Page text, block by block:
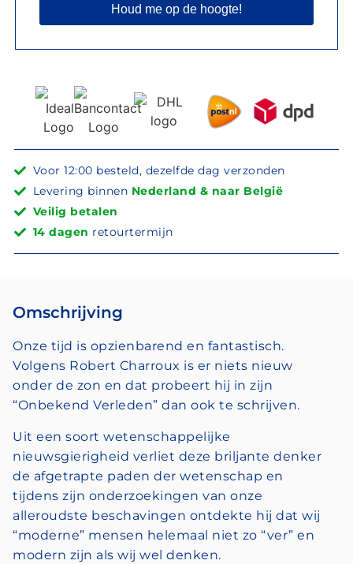
Houd me op de hoogte!
Voor 12:00 besteld, dezelfde dag verzonden
Levering binnen Nederland & naar België
Veilig betalen
14 dagen retourtermijn
Omschrijving
Onze tijd is opzienbarend en fantastisch.
Volgens Robert Charroux is er niets nieuw
onder de zon en dat probeert hij in zijn
“Onbekend Verleden” dan ook te schrijven.
Uit een soort wetenschappelijke
nieuwsgierigheid verliet deze briljante denker
de afgetrapte paden der wetenschap en
tijdens zijn onderzoekingen van onze
alleroudste beschavingen ontdekte hij dat wij
“moderne” mensen helemaal niet zo “ver” en
modern zijn als wij wel denken.